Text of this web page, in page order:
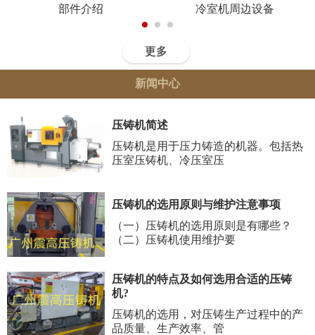
部件介绍 冷室机周边设备
更多
新闻中心
压铸机简述
压铸机是用于压力铸造的机器。包括热
压室压铸机、冷压室压
压铸机的选用原则与维护注意事项
（一）压铸机的选用原则是有哪些？
（二）压铸机使用维护要
压铸机的特点及如何选用合适的压铸
机?
压铸机的选用，对压铸生产过程中的产
品质量、生产效率、管